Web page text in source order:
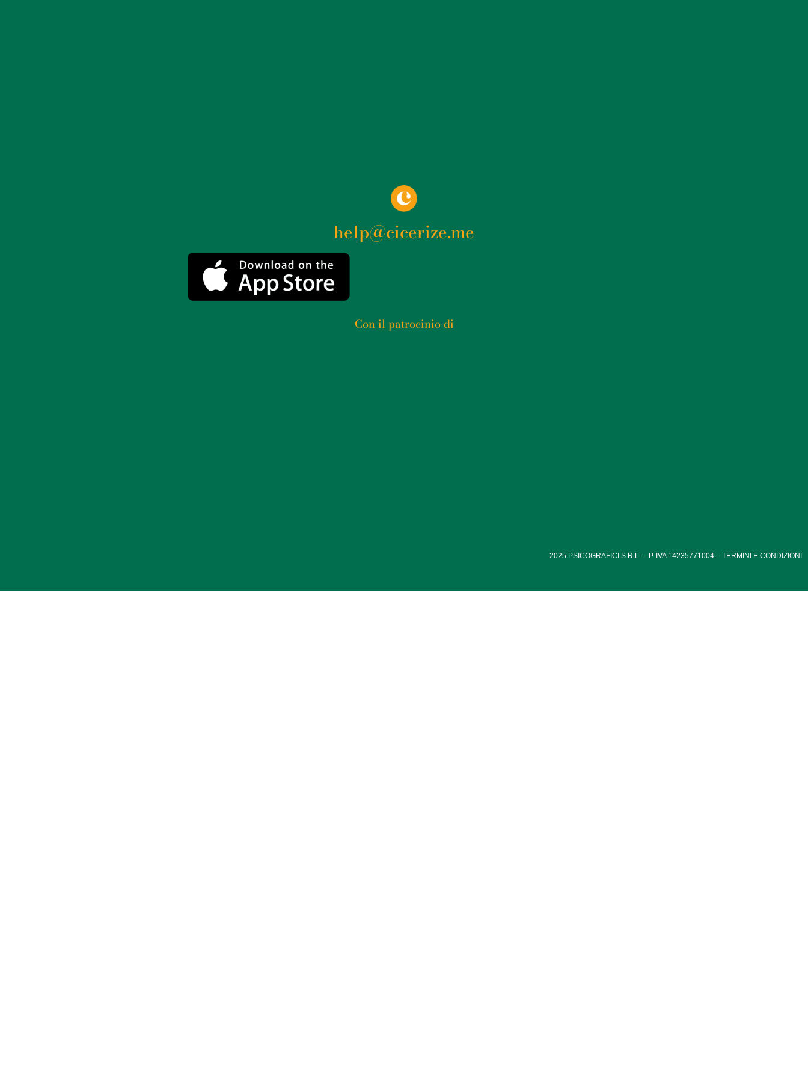
help@cicerize.me
Con il patrocinio di
2025 PSICOGRAFICI S.R.L. – P. IVA 14235771004 – TERMINI E CONDIZIONI